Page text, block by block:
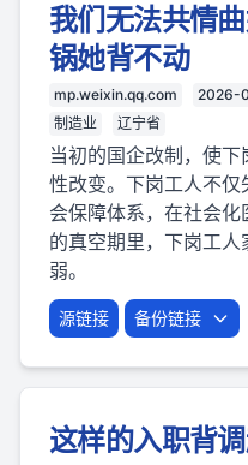
我们无法共情
锅她背不动
mp.weixin.qq.com 2026-
制造业
辽宁省
当初的国企改制，使
性改变。下岗工人不
会保障体系，在社会
的真空期里，下岗工
弱。
源链接 备份链接
这样的入职背